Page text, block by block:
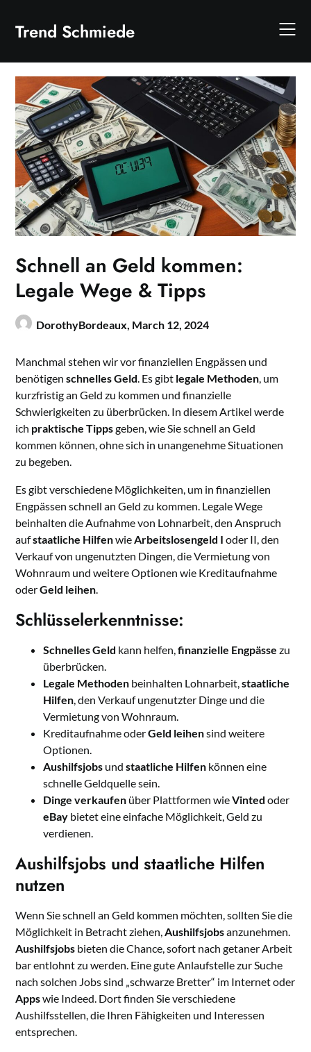
content
Trend Schmiede
Schnell an Geld kommen:
Legale Wege & Tipps
DorothyBordeaux, March 12, 2024
Manchmal stehen wir vor finanziellen Engpässen und
benötigenschnelles Geld. Es gibt legale Methoden, um
kurzfristig an Geld zu kommen und finanzielle
Schwierigkeiten zu überbrücken. In diesem Artikel werde
ich praktische Tippsgeben, wie Sie schnell an Geld
kommen können, ohne sich in unangenehme Situationen
zu begeben.
Es gibt verschiedene Möglichkeiten, um in finanziellen
Engpässen schnell an Geld zu kommen. Legale Wege
beinhalten die Aufnahme von Lohnarbeit, den Anspruch
aufstaatliche HilfenwieArbeitslosengeld I oder II, den
Verkauf von ungenutzten Dingen, die Vermietung von
Wohnraum und weitere Optionen wie Kreditaufnahme
oderGeld leihen.
Schlüsselerkenntnisse:
Schnelles Geld kann helfen,finanzielle Engpässe zu
überbrücken.
Legale Methoden beinhalten Lohnarbeit,staatliche
Hilfen, den Verkauf ungenutzter Dinge und die
Vermietung von Wohnraum.
Kreditaufnahme oderGeld leihensind weitere
Optionen.
Aushilfsjobs undstaatliche Hilfen können eine
schnelle Geldquelle sein.
Dinge verkaufen über Plattformen wieVinted oder
eBay bietet eine einfache Möglichkeit, Geld zu
verdienen.
Aushilfsjobs und staatliche Hilfen
nutzen
Wenn Sie schnell an Geld kommen möchten, sollten Sie die
Möglichkeit in Betracht ziehen,Aushilfsjobsanzunehmen.
Aushilfsjobs bieten die Chance, sofort nach getaner Arbeit
bar entlohnt zu werden. Eine gute Anlaufstelle zur Suche
nach solchen Jobs sind „schwarze Bretter“ im Internet oder
Appswie Indeed. Dort finden Sie verschiedene
Aushilfsstellen, die Ihren Fähigkeiten und Interessen
entsprechen.